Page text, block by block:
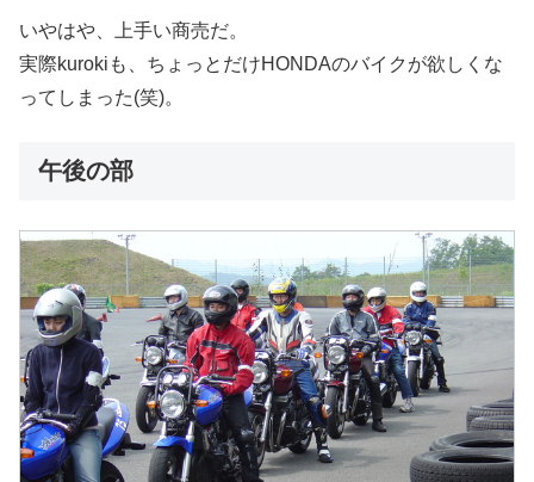
いやはや、上手い商売だ。
実際kurokiも、ちょっとだけHONDAのバイクが欲しくな
ってしまった(笑)。
午後の部